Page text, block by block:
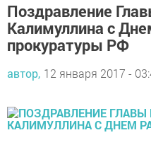
Поздравление
Калимуллина с
прокуратуры РФ
автор, 12 января 2017 -